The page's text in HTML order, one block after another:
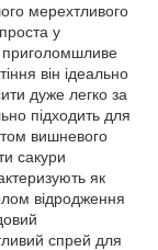
мерехтливого
у
приголомшливе
він ідеально
дуже легко за
підходить для
вишневого
сакури
як
відродження
спрей для